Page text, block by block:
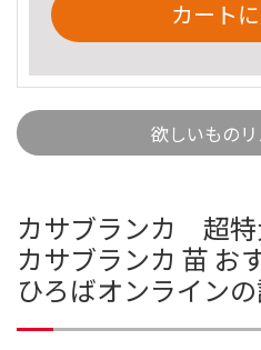
カート
欲しいもの
カサブランカ 超
カサブランカ 苗 お
ひろばオンライン